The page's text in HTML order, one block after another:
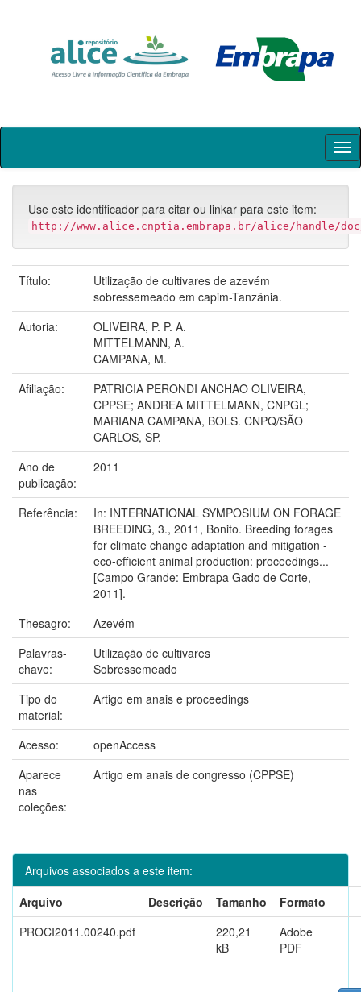
Skip
Use este identificador para citar ou linkar para este item:
http://www.alice.cnptia.embrapa.br/alice/handle/
Título:
Utilização de cultivares de azevém
sobressemeado em capim-Tanzânia.
Autoria:
OLIVEIRA, P. P. A.
MITTELMANN, A.
CAMPANA, M.
Afiliação:
PATRICIA PERONDI ANCHAO OLIVEIRA,
CPPSE; ANDREA MITTELMANN, CNPGL;
MARIANA CAMPANA, BOLS. CNPQ/SÃO
CARLOS, SP.
Ano de
publicação:
2011
Referência:
In: INTERNATIONAL SYMPOSIUM ON FORAGE
BREEDING, 3., 2011, Bonito. Breeding forages
for climate change adaptation and mitigation -
eco-efficient animal production: proceedings...
[Campo Grande: Embrapa Gado de Corte,
2011].
Thesagro:
Azevém
Palavras-
chave:
Utilização de cultivares
Sobressemeado
Tipo do
material:
Artigo em anais e proceedings
Acesso:
openAccess
Aparece
nas
coleções:
Artigo em anais de congresso (CPPSE)
Arquivos associados a este item:
Arquivo
Descrição Tamanho
Formato
PROCI2011.00240.pdf
220,21
kB
Adobe
PDF